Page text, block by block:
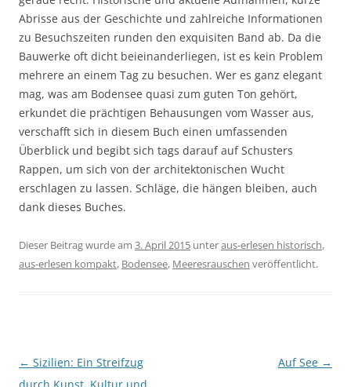
Abrisse aus der Geschichte und zahlreiche Informationen
zu Besuchszeiten runden den exquisiten Band ab. Da die
Bauwerke oft dicht beieinanderliegen, ist es kein Problem
mehrere an einem Tag zu besuchen. Wer es ganz elegant
mag, was am Bodensee quasi zum guten Ton gehört,
erkundet die prächtigen Behausungen vom Wasser aus,
verschafft sich in diesem Buch einen umfassenden
Überblick und begibt sich tags darauf auf Schusters
Rappen, um sich von der architektonischen Wucht
erschlagen zu lassen. Schläge, die hängen bleiben, auch
dank dieses Buches.
Dieser Beitrag wurde am 3. April 2015 unteraus-erlesen historisch,
aus-erlesen kompakt, Bodensee, Meeresrauschen veröffentlicht.
Beitragsnavigation
← Sizilien: Ein Streifzug
Auf See →